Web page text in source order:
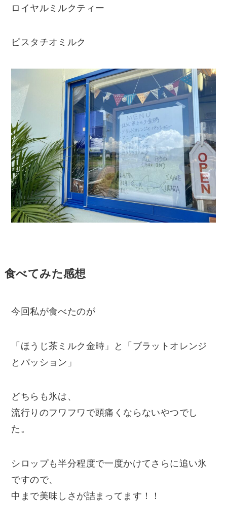
ロイヤルミルクティー
ピスタチオミルク
食べてみた感想
今回私が食べたのが
「ほうじ茶ミルク金時」と「ブラットオレンジ
とパッション」
どちらも氷は、
流行りのフワフワで頭痛くならないやつでし
た。
シロップも半分程度で一度かけてさらに追い氷
ですので、
中まで美味しさが詰まってます！！